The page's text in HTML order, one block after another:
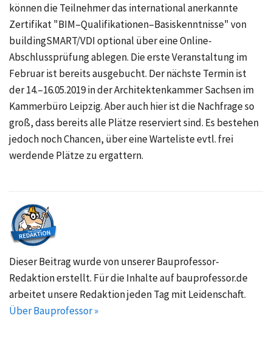
können die Teilnehmer das international anerkannte
Zertifikat "BIM–Qualifikationen–Basiskenntnisse" von
buildingSMART/VDI optional über eine Online-
Abschlussprüfung ablegen. Die erste Veranstaltung im
Februar ist bereits ausgebucht. Der nächste Termin ist
der 14.–16.05.2019 in der Architektenkammer Sachsen im
Kammerbüro Leipzig. Aber auch hier ist die Nachfrage so
groß, dass bereits alle Plätze reserviert sind. Es bestehen
jedoch noch Chancen, über eine Warteliste evtl. frei
werdende Plätze zu ergattern.
Dieser Beitrag wurde von unserer Bauprofessor-
Redaktion erstellt. Für die Inhalte auf bauprofessor.de
arbeitet unsere Redaktion jeden Tag mit Leidenschaft.
Über Bauprofessor »